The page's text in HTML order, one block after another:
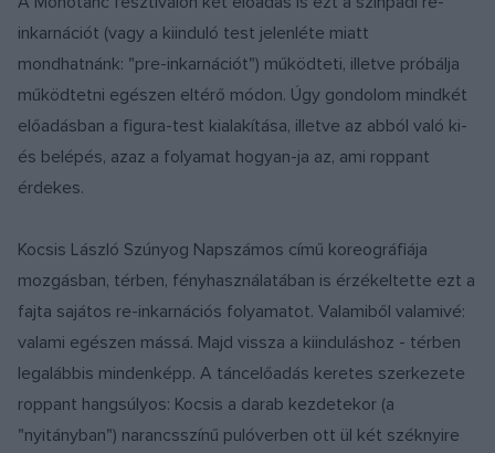
inkarnációt (vagy a kiinduló test jelenléte miatt
mondhatnánk: "pre-inkarnációt") működteti, illetve próbálja
működtetni egészen eltérő módon. Úgy gondolom mindkét
előadásban a figura-test kialakítása, illetve az abból való ki-
és belépés, azaz a folyamat hogyan-ja az, ami roppant
érdekes.
Kocsis László Szúnyog Napszámos című koreográfiája
mozgásban, térben, fényhasználatában is érzékeltette ezt a
fajta sajátos re-inkarnációs folyamatot. Valamiből valamivé:
valami egészen mássá. Majd vissza a kiinduláshoz - térben
legalábbis mindenképp. A táncelőadás keretes szerkezete
roppant hangsúlyos: Kocsis a darab kezdetekor (a
"nyitányban") narancsszínű pulóverben ott ül két széknyire